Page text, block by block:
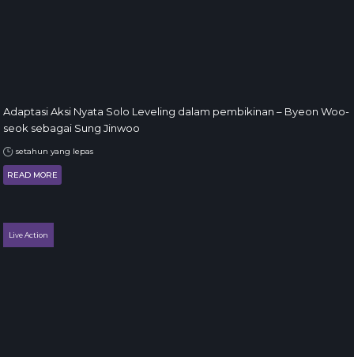
Adaptasi Aksi Nyata Solo Leveling dalam pembikinan – Byeon Woo-
seok sebagai Sung Jinwoo
setahun yang lepas
READ MORE
Live Action